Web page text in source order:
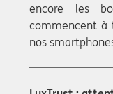
encore les
commencent à
nos